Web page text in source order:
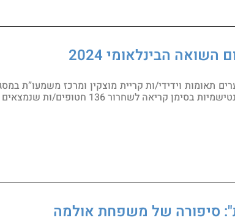
השואה הבינלאומי 2024
תאומות וידידי/ות קריית מוצקין ומרכז משמעו”ת
הבינלאומי לשואה ובמאבק
סיפורה של משפחת אולמה